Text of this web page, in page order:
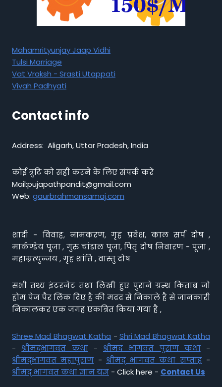
Mahamrityunjay Jaap Vidhi
Tulsi Marriage
Vat Vraksh - Srasti Utappati
Vivah Padhyati
Contact info
Address: Aligarh, Uttar Pradesh, India
कोई त्रुटि को सही करने के लिए संपर्क करें
Mail:pujapathpandit@gmail.com
Web: gaurbrahmansamaj.com
शादी - विवाह, नामकरण, गृह प्रवेश, काल सर्प दोष ,
मार्कण्डेय पूजा , गुरु चांडाल पूजा, पितृ दोष निवारण - पूजा ,
महाम्रत्युन्जय , गृह शांति , वास्तु दोष
सभी तथ्य इंटरनेट तथा लिखी हुए पुराने ग्रन्थ किताब जो
होम पेज पैर लिंक दिए है की मदद से निकाले है से जानकारी
निकालकर एक जगह एकत्रित किया गया है ,
Shree Mad Bhagwat Katha - Shri Mad Bhagwat Katha
- श्रीमद्भागवत कथा- श्रीमद भागवत पुराण कथा-
श्रीमद्भागवत महापुराण - श्रीमद् भागवत कथा सप्ताह-
श्रीमद् भागवत कथा ज्ञान यज्ञ - Click here - Contact Us